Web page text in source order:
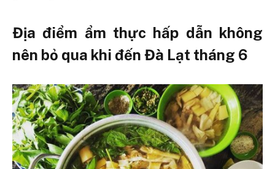
Địa điểm ẩm thực hấp dẫn không
nên bỏ qua khi đến Đà Lạt tháng 6